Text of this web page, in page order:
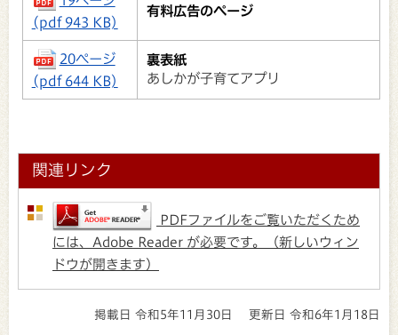
(pdf 943 KB)
有料広告のページ
20ページ
(pdf 644 KB)
裏表紙
あしかが子育てアプリ
関連リンク
PDFファイルをご覧いただくため
には、Adobe Reader が必要です。（新しいウィン
ドウが開きます）
掲載日 令和5年11月30日 更新日 令和6年1月18日